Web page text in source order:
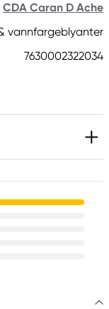
CDA Caran D Ache
vannfargeblyanter
7630002322034